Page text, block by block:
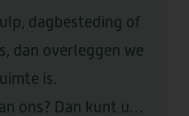
dagbesteding of
dan overleggen we
is.
ons? Dan kunt u